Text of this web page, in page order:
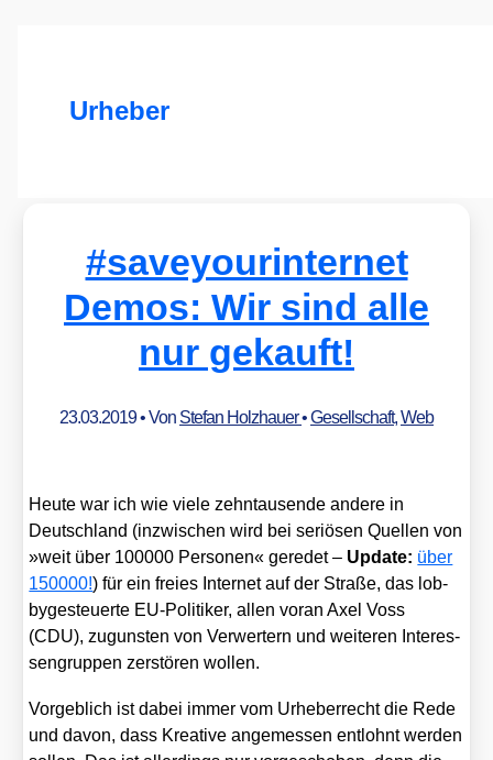
Urheber
#saveyourinternet
Demos: Wir sind alle
nur gekauft!
23.03.2019• Von Stefan Holzhauer•Gesellschaft,Web
Heu­te war ich wie vie­le zehn­tau­sen­de ande­re in
Deutsch­land (inzwi­schen wird bei seriö­sen Quel­len von
»weit über 100000 Per­so­nen« gere­det – Update: über
150000!) für ein frei­es Inter­net auf der Stra­ße, das lob­
by­ge­steu­er­te EU-Poli­ti­ker, allen vor­an Axel Voss
(CDU), zuguns­ten von Ver­wer­tern und wei­te­ren Inter­es­
sen­grup­pen zer­stö­ren wol­len.
Vor­geb­lich ist dabei immer vom Urhe­ber­recht die Rede
und davon, dass Krea­ti­ve ange­mes­sen ent­lohnt wer­den